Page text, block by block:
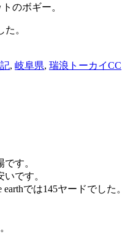
のボギー。
。
, 岐阜県, 瑞浪トーカイCC
す。
です。
では145ヤードでした。